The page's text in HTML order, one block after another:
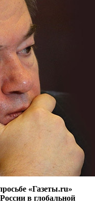
«Газеты.ru»
в глобальной